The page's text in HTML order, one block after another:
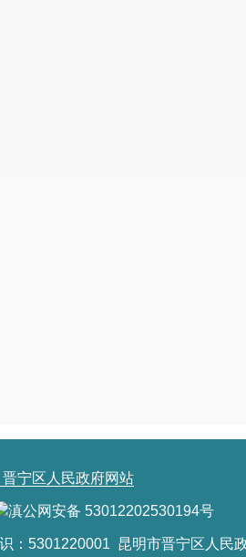
晋宁区人民政府网站
滇公网安备 53012202530194号
：5301220001 昆明市晋宁区人民